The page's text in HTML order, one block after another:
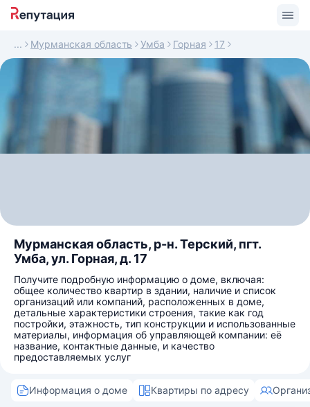
Мурманская область Умба Горная 17
Мурманская область, р-н. Терский, пгт.
Умба, ул. Горная, д. 17
Получите подробную информацию о доме, включая:
общее количество квартир в здании, наличие и список
организаций или компаний, расположенных в доме,
детальные характеристики строения, такие как год
постройки, этажность, тип конструкции и использованные
материалы, информация об управляющей компании: её
название, контактные данные, и качество
предоставляемых услуг
Информация о доме Квартиры по адресу